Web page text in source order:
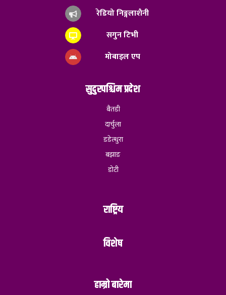
रेडियो निङ्गलाशैनी
सगुन टिभी
मोबाइल एप
सुदुरपश्चिम प्रदेश
बैतडी
दार्चुला
डडेल्धुरा
बझाङ
डोटी
राष्ट्रिय
विशेष
हाम्रो बारेमा